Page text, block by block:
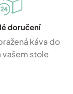
doručení
káva do
vašem stole